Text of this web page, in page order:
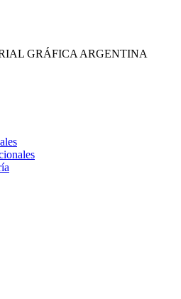
GRÁFICA ARGENTINA